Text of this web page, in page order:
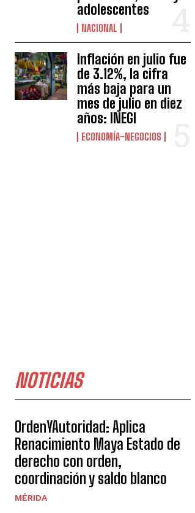
adolescentes
NACIONAL
Inflación en julio fue
de 3.12%, la cifra
más baja para un
mes de julio en diez
años: INEGI
ECONOMÍA-NEGOCIOS
NOTICIAS
OrdenYAutoridad: Aplica
Renacimiento Maya Estado de
derecho con orden,
coordinación y saldo blanco
MÉRIDA